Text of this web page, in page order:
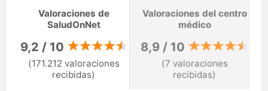
Valoraciones de
SaludOnNet
9,2 / 10
(171.212 valoraciones
recibidas)
Valoraciones del centro
médico
8,9 / 10
(7 valoraciones
recibidas)